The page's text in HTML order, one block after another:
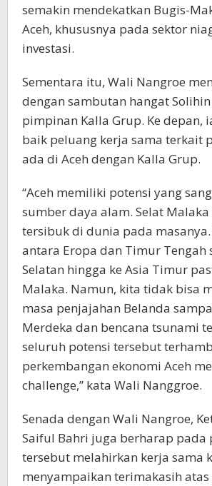
semakin mendekatkan Bugis-
Aceh, khususnya pada sektor
investasi.
Sementara itu, Wali Nangroe
dengan sambutan hangat
pimpinan Kalla Grup. Ke depan,
baik peluang kerja sama terkait
ada di Aceh dengan Kalla Grup.
“Aceh memiliki potensi yang
sumber daya alam. Selat
tersibuk di dunia pada
antara Eropa dan Timur Tengah
Selatan hingga ke Asia Timur
Malaka. Namun, kita tidak bisa
masa penjajahan Belanda
Merdeka dan bencana tsunami
seluruh potensi tersebut
perkembangan ekonomi Aceh
challenge,” kata Wali Nanggroe.
Senada dengan Wali Nangroe,
Saiful Bahri juga berharap pada
tersebut melahirkan kerja sama
menyampaikan terimakasih